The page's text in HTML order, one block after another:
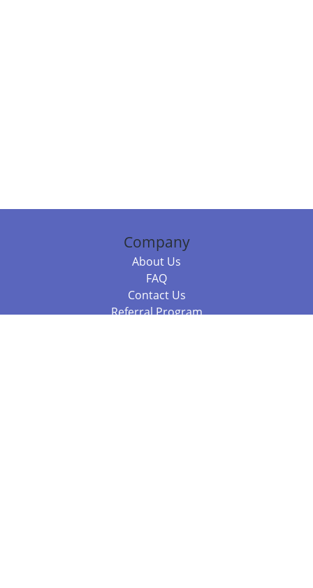
Company
About Us
FAQ
Contact Us
Referral Program